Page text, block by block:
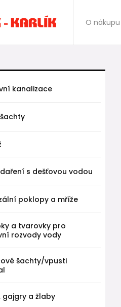
O nákupu
kanalizace
s dešťovou vodou
poklopy a mříže
a tvarovky pro
rozvody vody
šachty/vpusti
gajgry a žlaby